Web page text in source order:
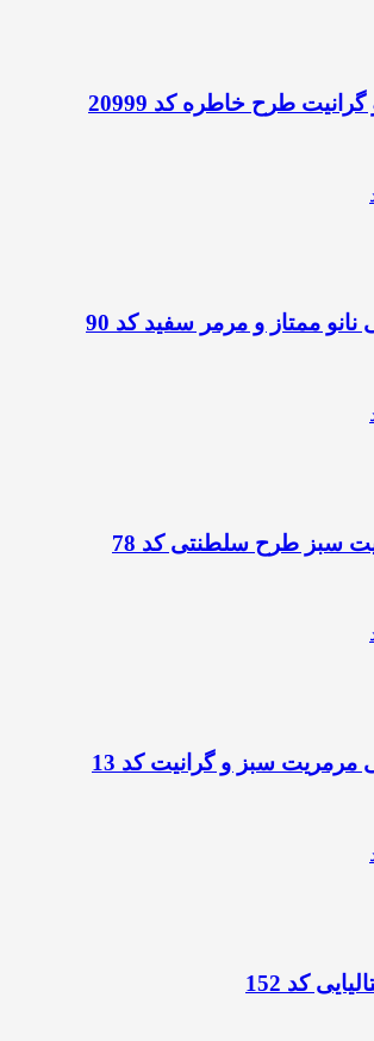
طرح خاطره کد 20999
ممتاز و مرمر سفید کد 90
سبز طرح سلطنتی کد 78
مرمریت سبز و گرانیت کد 13
کد 152